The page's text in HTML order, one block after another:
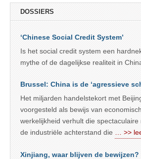
DOSSIERS
‘Chinese Social Credit System’
Is het social credit system een
mythe of de dagelijkse realiteit in
Brussel: China is de ‘agressieve
Het miljarden handelstekort met
voorgesteld als bewijs van
werkelijkheid verhult die
de industriële achterstand die
… >>
Xinjiang, waar blijven de bewijzen?